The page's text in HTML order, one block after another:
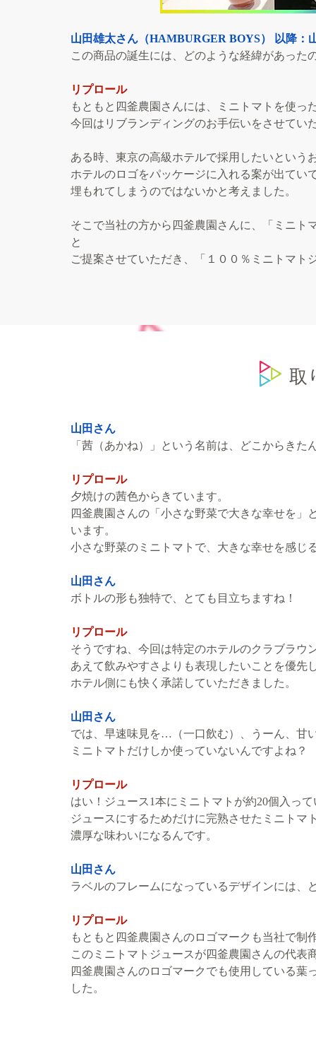
山田雄太さん（HAMBURGER BOYS） 以降：
この商品の誕生には、どのような経緯があった
リプロール
もともと四釜農園さんには、ミニトマトを使っ
今回はリブランディングのお手伝いをさせてい
ある時、東京の高級ホテルで採用したいという
ホテルのロゴをパッケージに入れる案が出てい
埋もれてしまうのではないかと考えました。
そこで当社の方から四釜農園さんに、「ミニト
と
ご提案させていただき、「１００％ミニトマト
取
山田さん
「茜（あかね）」という名前は、どこからきた
リプロール
夕焼けの茜色からきています。
四釜農園さんの「小さな野菜で大きな幸せを
います。
小さな野菜のミニトマトで、大きな幸せを感じ
山田さん
ボトルの形も独特で、とても目立ちますね！
リプロール
そうですね、今回は特定のホテルのクラブラウ
あえて飲みやすさよりも表現したいことを優先
ホテル側にも快く承諾していただきました。
山田さん
では、早速味見を…（一口飲む）、うーん、甘
ミニトマトだけしか使っていないんですよね？
リプロール
はい！ジュース1本にミニトマトが約20個入っ
ジュースにするためだけに完熟させたミニトマ
濃厚な味わいになるんです。
山田さん
ラベルのフレームになっているデザインには、
リプロール
もともと四釜農園さんのロゴマークも当社で制
このミニトマトジュースが四釜農園さんの代表
四釜農園さんのロゴマークでも使用している
した。